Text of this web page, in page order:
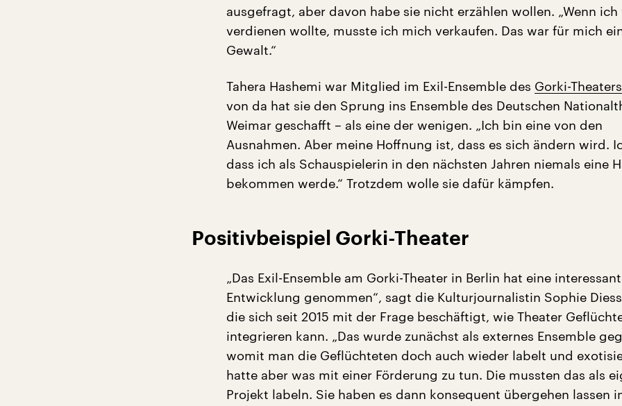
ausgefragt, aber davon habe sie nicht erzählen wollen. „Wenn ich
verdienen wollte, musste ich mich verkaufen. Das war für mich
Gewalt.“
Tahera Hashemi war Mitglied im Exil-Ensemble des Gorki-Theaters
von da hat sie den Sprung ins Ensemble des Deutschen
Weimar geschafft – als eine der wenigen. „Ich bin eine von den
Ausnahmen. Aber meine Hoffnung ist, dass es sich ändern wird.
dass ich als Schauspielerin in den nächsten Jahren niemals eine
bekommen werde.“ Trotzdem wolle sie dafür kämpfen.
Positivbeispiel Gorki-Theater
„Das Exil-Ensemble am Gorki-Theater in Berlin hat eine
Entwicklung genommen“, sagt die Kulturjournalistin Sophie
die sich seit 2015 mit der Frage beschäftigt, wie Theater
integrieren kann. „Das wurde zunächst als externes Ensemble
womit man die Geflüchteten doch auch wieder labelt und
hatte aber was mit einer Förderung zu tun. Die mussten das als
Projekt labeln. Sie haben es dann konsequent übergehen lassen